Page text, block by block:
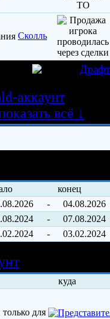
Сколль
всё ↓
конец
-
04.08.2026
-
07.08.2024
- 03.02.2024
Условия
куда
для